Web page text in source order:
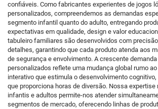
confiáveis. Como fabricantes experientes de jogos
personalizados, compreendemos as demandas
segmento infantil quanto do adulto, entregando
expectativas em qualidade, design e valor
tabuleiro familiares são desenvolvidos com
detalhes, garantindo que cada produto atenda aos
de segurança e envolvimento. A crescente
personalizados reflete uma mudança global rumo
interativo que estimula o desenvolvimento
que proporciona horas de diversão. Nossa expertise
infantis e adultos permite-nos atender
segmentos de mercado, oferecendo linhas de